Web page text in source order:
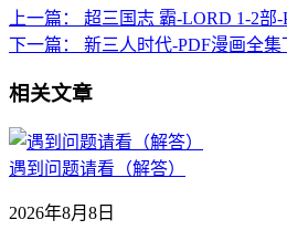
上一篇：
超三国志 霸-LORD 1-2部
下一篇：
新三人时代-PDF漫画全集
相关文章
遇到问题请看（解答）
2026年8月8日